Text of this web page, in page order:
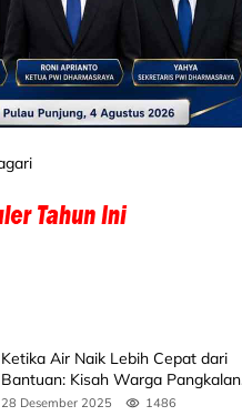
Ketika Air Naik Lebih Cepat dari
Bantuan: Kisah Warga Pangkalan
Koto Baru Bertahan di Tengah
28 Desember 2025 1486